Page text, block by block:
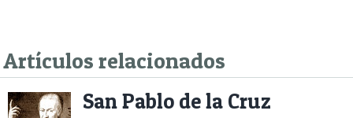
Artículos relacionados
San Pablo de la Cruz